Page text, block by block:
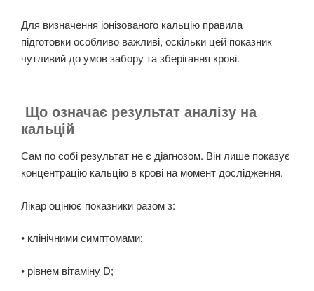
Для визначення іонізованого кальцію правила
підготовки особливо важливі, оскільки цей показник
чутливий до умов забору та зберігання крові.
Що означає результат аналізу на
кальцій
Сам по собі результат не є діагнозом. Він лише показує
концентрацію кальцію в крові на момент дослідження.
Лікар оцінює показники разом з:
• клінічними симптомами;
• рівнем вітаміну D;